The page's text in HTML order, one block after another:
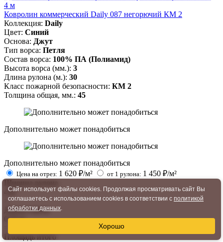
4 м
Ковролин коммерческий Daily 087 негорючий КМ 2
Коллекция: Daily
Цвет: Синий
Основа: Джут
Тип ворса: Петля
Состав ворса: 100% ПА (Полиамид)
Высота ворса (мм.): 3
Длина рулона (м.): 30
Класс пожарной безопасности: КМ 2
Толщина общая, мм.: 45
Дополнительно может понадобиться
Дополнительно может понадобиться
Цена на отрез: 1 620 ₽/м² от 1 рулона: 1 450 ₽/м²
Ширина рулона
м
×
Длина отреза
0.25м
Площадь итого
Сайт использует файлы cookies. Продолжая просматривать сайт Вы
соглашаетесь с использованием cookies в соответствии с политикой
обработки данных.
Хорошо